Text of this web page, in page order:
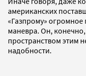
американских
«Газпрому» огромное
маневра. Он,
пространством этим
надобности.